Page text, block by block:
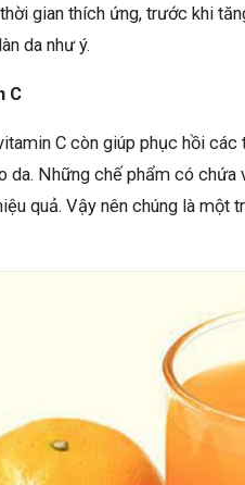
gian thích ứng, trước khi
da như ý.
C
C còn giúp phục hồi
da. Những chế phẩm có
quả. Vậy nên chúng là một